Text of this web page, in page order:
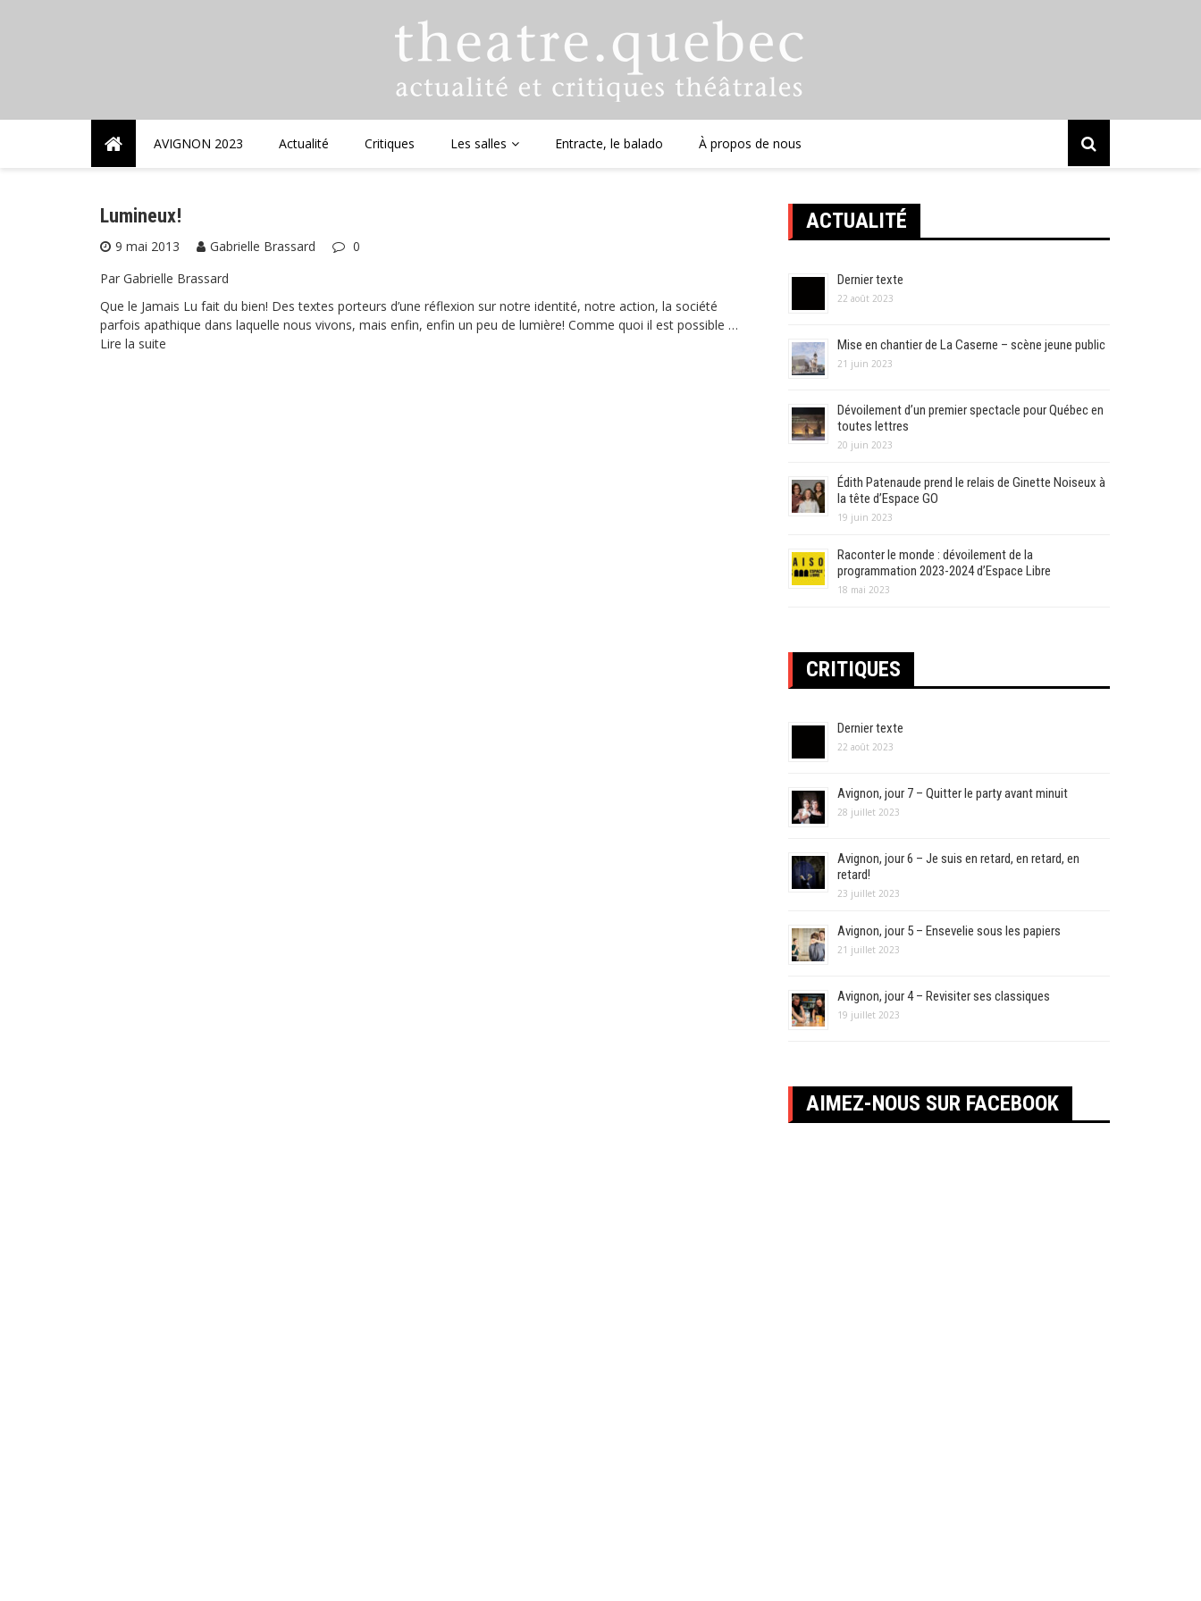
AVIGNON 2023 Actualité Critiques Les salles Entracte, le balado À propos de nous
Lumineux!
9 mai 2013 Gabrielle Brassard
0
Par Gabrielle Brassard
Que le Jamais Lu fait du bien! Des textes porteurs d’une réflexion sur notre identité, notre action, la société
parfois apathique dans laquelle nous vivons, mais enfin, enfin un peu de lumière! Comme quoi il est possible …
Lire la suite
ACTUALITÉ
Dernier texte
22 août 2023
Mise en chantier de La Caserne – scène jeune public
21 juin 2023
Dévoilement d’un premier spectacle pour Québec en
toutes lettres
20 juin 2023
Édith Patenaude prend le relais de Ginette Noiseux à
la tête d’Espace GO
19 juin 2023
Raconter le monde : dévoilement de la
programmation 2023-2024 d’Espace Libre
18 mai 2023
CRITIQUES
Dernier texte
22 août 2023
Avignon, jour 7 – Quitter le party avant minuit
28 juillet 2023
Avignon, jour 6 – Je suis en retard, en retard, en
retard!
23 juillet 2023
Avignon, jour 5 – Ensevelie sous les papiers
21 juillet 2023
Avignon, jour 4 – Revisiter ses classiques
19 juillet 2023
AIMEZ-NOUS SUR FACEBOOK